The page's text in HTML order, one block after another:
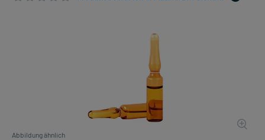
Abbildung ähnlich